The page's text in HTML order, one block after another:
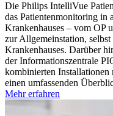
Die Philips IntelliVue
das Patientenmonitoring in
Krankenhauses – vom OP
zur Allgemeinstation,
Krankenhauses. Darüber
der Informationszentrale
kombinierten
einen umfassenden
Mehr erfahren